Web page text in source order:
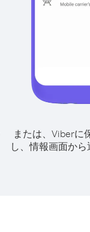
または、Viberに
し、情報画面から